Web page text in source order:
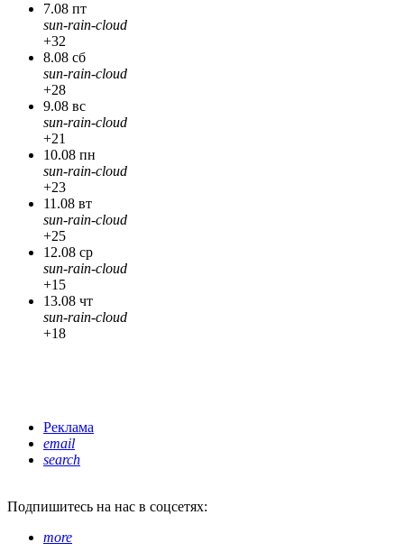
7.08 пт
sun-rain-cloud
+32
8.08 сб
sun-rain-cloud
+28
9.08 вс
sun-rain-cloud
+21
10.08 пн
sun-rain-cloud
+23
11.08 вт
sun-rain-cloud
+25
12.08 ср
sun-rain-cloud
+15
13.08 чт
sun-rain-cloud
+18
Реклама
email
search
Подпишитесь на нас в соцсетях:
more